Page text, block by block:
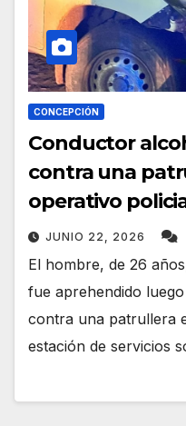
CONCEPCIÓN
Conductor
contra una
operativo
JUNIO 22, 2026
El hombre, de 26
fue aprehendido
contra una patrullera
estación de servicios